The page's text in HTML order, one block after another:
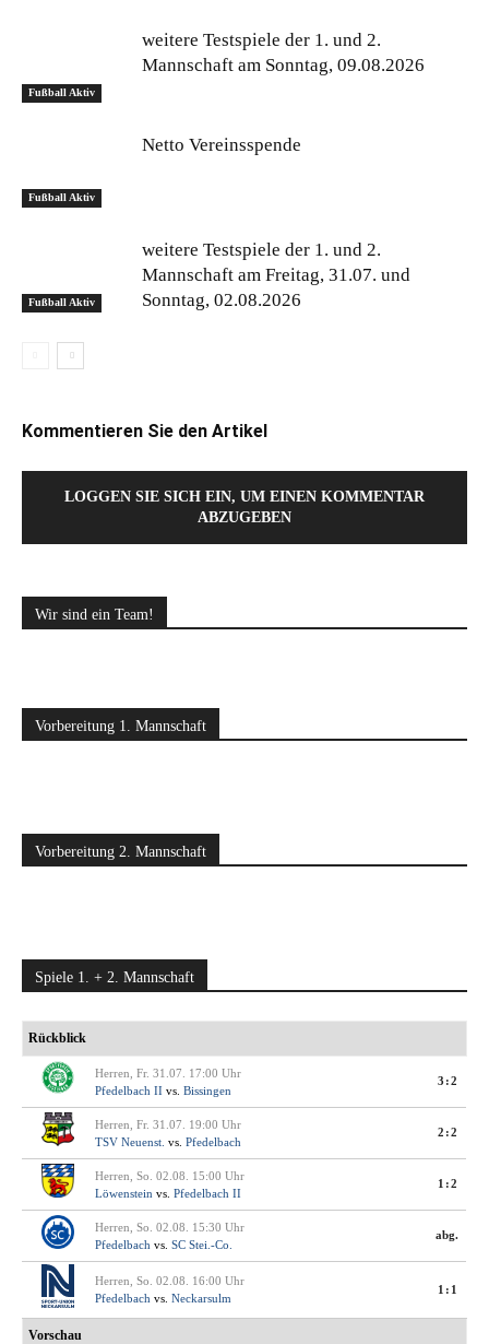
Fußball Aktiv
weitere Testspiele der 1. und 2.
Mannschaft am Sonntag, 09.08.2026
Fußball Aktiv
Netto Vereinsspende
Fußball Aktiv
weitere Testspiele der 1. und 2.
Mannschaft am Freitag, 31.07. und
Sonntag, 02.08.2026
Kommentieren Sie den Artikel
LOGGEN SIE SICH EIN, UM EINEN KOMMENTAR
ABZUGEBEN
Wir sind ein Team!
Vorbereitung 1. Mannschaft
Vorbereitung 2. Mannschaft
Spiele 1. + 2. Mannschaft
Rückblick
Herren, Fr. 31.07. 17:00 Uhr
Pfedelbach II vs. Bissingen
3:2
Herren, Fr. 31.07. 19:00 Uhr
TSV Neuenst. vs. Pfedelbach
2:2
Herren, So. 02.08. 15:00 Uhr
Löwenstein vs. Pfedelbach II
1:2
Herren, So. 02.08. 15:30 Uhr
Pfedelbach vs. SC Stei.-Co.
abg.
Herren, So. 02.08. 16:00 Uhr
Pfedelbach vs. Neckarsulm
1:1
Vorschau